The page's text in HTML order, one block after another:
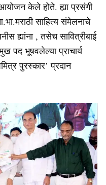
आयोजन केले होते. ह्या प्रसंगी
साहित्य संमेलनाचे
ह्यांना , तसेच सावित्रीबाई
पद भूषवलेल्या प्राचार्य
पुरस्कार’ प्रदान